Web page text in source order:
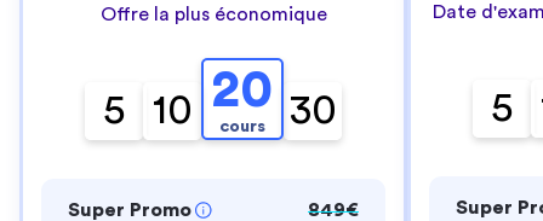
Offre la plus économique
5 10 20
cours 30
Super Promo
849€
Date
5
Super